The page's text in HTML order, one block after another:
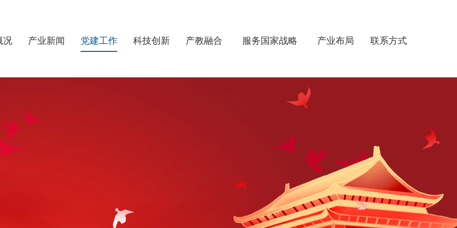
况 产业新闻 党建工作 科技创新 产教融合 服务国家战略 产业布局 联系方式